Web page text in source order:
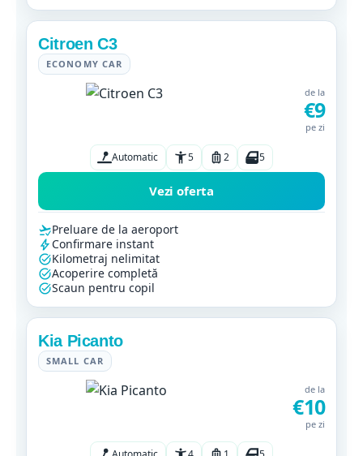
Citroen C3
ECONOMY CAR
de la
€9
pe zi
Automatic 5 2 5
Vezi oferta
Preluare de la aeroport
Confirmare instant
Kilometraj nelimitat
Acoperire completă
Scaun pentru copil
Kia Picanto
SMALL CAR
de la
€10
pe zi